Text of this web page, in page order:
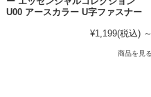
U00 アースカラー U字ファスナー
¥1,199(税込) ～
商品を見る